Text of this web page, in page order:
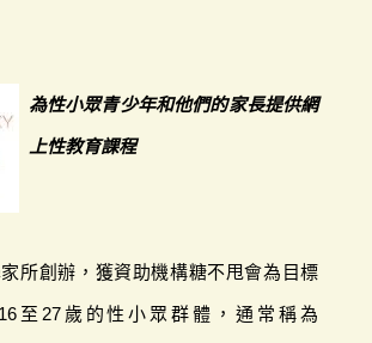
為性小眾青少年和他們的家長提供網
上性教育課程
所創辦，獲資助機構糖不甩會為目標
至27歲的性小眾群體，通常稱為